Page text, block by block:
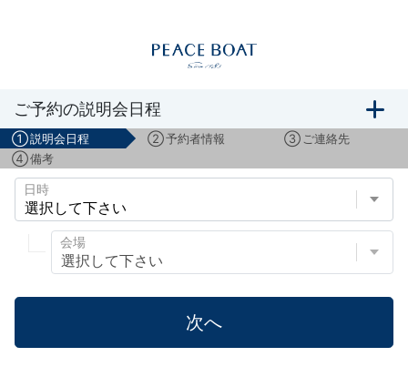
船旅説明会のご予約
ご予約の説明会日程
①説明会日程 ②予約者情報 ③ ご連絡先
④備考
日時
会場
次へ